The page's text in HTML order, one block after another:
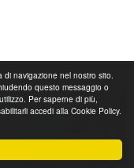
di navigazione nel nostro sito.
questo messaggio o
Per saperne di più,
accedi alla Cookie Policy.